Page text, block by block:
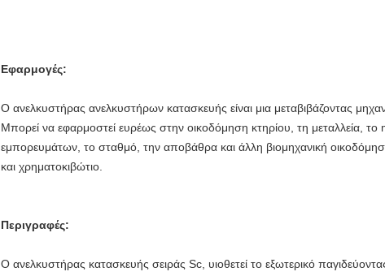
Εφαρμογές:
Ο ανελκυστήρας ανελκυστήρων κατασκευής είναι μια μεταβιβάζοντας
Μπορεί να εφαρμοστεί ευρέως στην οικοδόμηση κτηρίου, τη μεταλλεία,
εμπορευμάτων, το σταθμό, την αποβάθρα και άλλη βιομηχανική
και χρηματοκιβώτιο.
Περιγραφές:
Ο ανελκυστήρας κατασκευής σειράς Sc, υιοθετεί το εξωτερικό